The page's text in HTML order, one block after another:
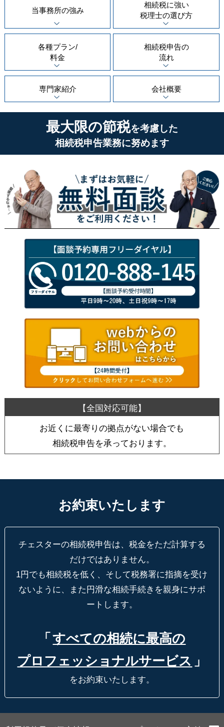
当事務所の強み
相続税に強い
税理士の選び方
各種プラン/
料金
相続税申告の
流れ
専門家紹介 会社概要
最大限の節税を考慮した
相続税申告業務に努めます
お近くに最寄りの拠点がない場合でも
相続税申告を承っております。
お約束いたします
チェスターの相続税申告は、税金をただ計算する
だけではありません。
1円でも相続税を低く、そして税務署に指摘を受け
ないように、
また円滑な相続手続きを親身にサポ
ートします。
「 すべての相続に最高の
プロフェッショナルサービス 」
をお約束いたします。